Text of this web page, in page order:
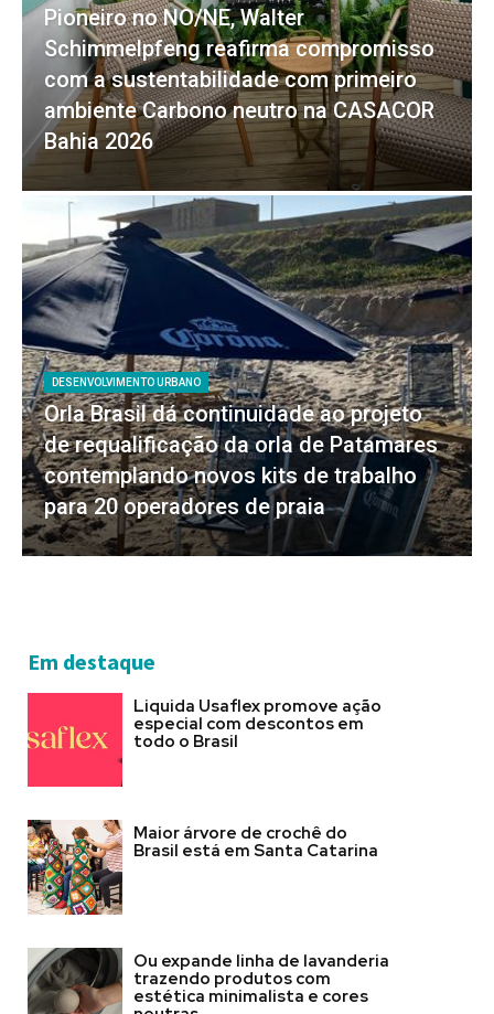
Pioneiro no NO/NE, Walter
Schimmelpfeng reafirma compromisso
com a sustentabilidade com primeiro
ambiente Carbono neutro na CASACOR
Bahia 2026
DESENVOLVIMENTO URBANO
Orla Brasil dá continuidade ao projeto
de requalificação da orla de Patamares
contemplando novos kits de trabalho
para 20 operadores de praia
Em destaque
Liquida Usaflex promove ação
especial com descontos em
todo o Brasil
Maior árvore de crochê do
Brasil está em Santa Catarina
Ou expande linha de lavanderia
trazendo produtos com
estética minimalista e cores